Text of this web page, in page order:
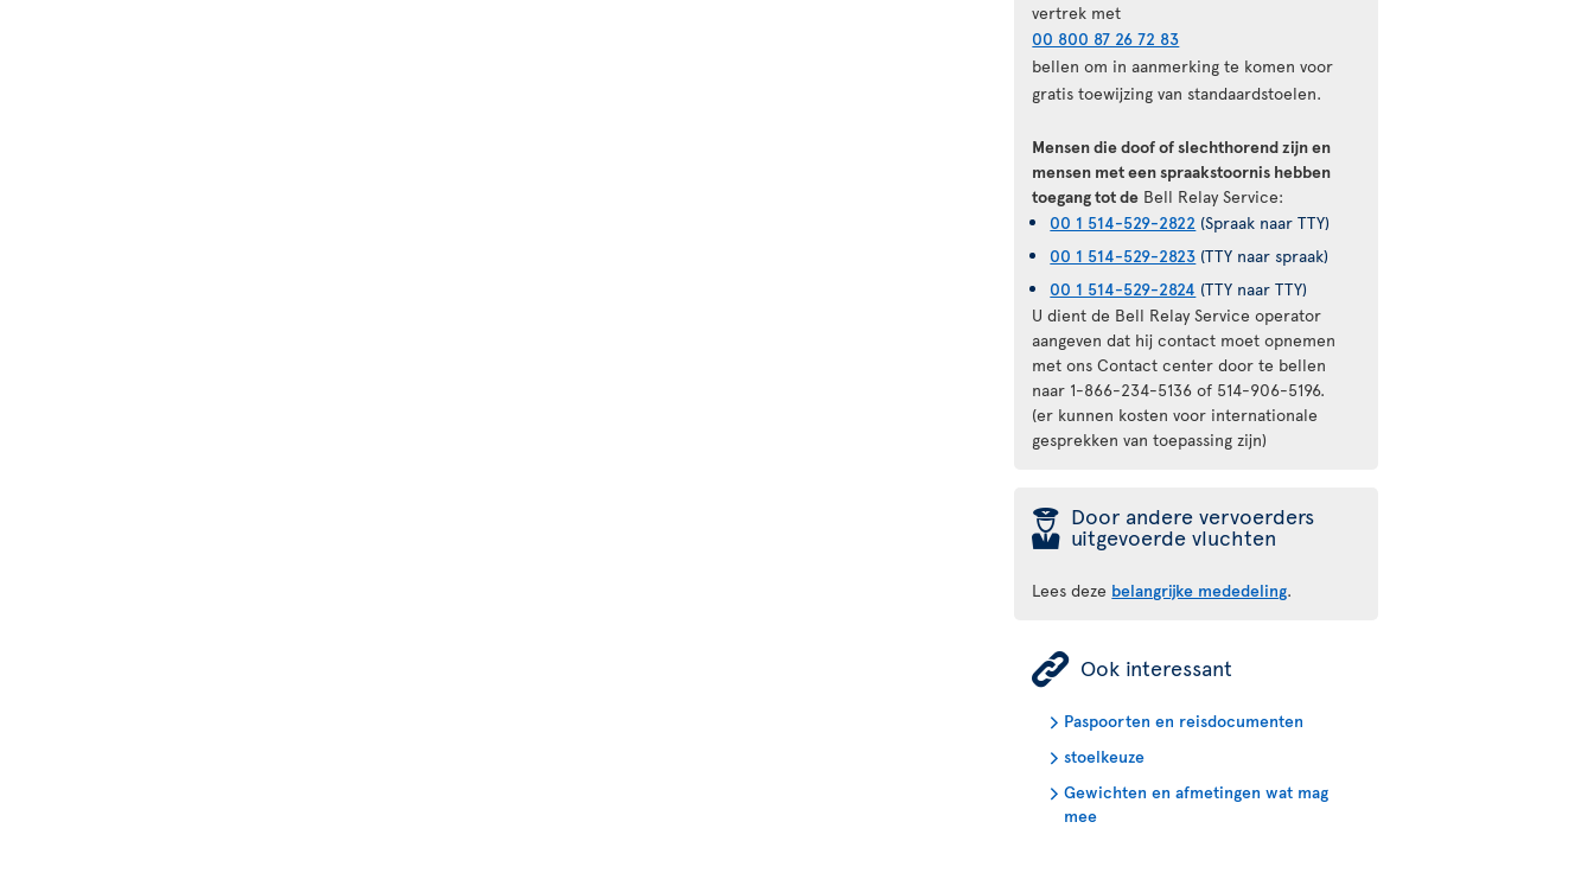
vertrek met
00 800 87 26 72 83
bellen om in aanmerking te komen voor
gratis toewijzing van standaardstoelen.
Mensen die doof of slechthorend zijn en
mensen met een spraakstoornis hebben
toegang tot de Bell Relay Service:
00 1 514-529-2822 (Spraak naar TTY)
00 1 514-529-2823 (TTY naar spraak)
00 1 514-529-2824 (TTY naar TTY)
U dient de Bell Relay Service operator
aangeven dat hij contact moet opnemen
met ons Contact center door te bellen
naar 1-866-234-5136 of 514-906-5196.
(er kunnen kosten voor internationale
gesprekken van toepassing zijn)
þ Door andere vervoerders
uitgevoerde vluchten
Lees deze belangrijke mededeling.
ÿ Ook interessant
Paspoorten en reisdocumenten
stoelkeuze
Gewichten en afmetingen wat mag
mee